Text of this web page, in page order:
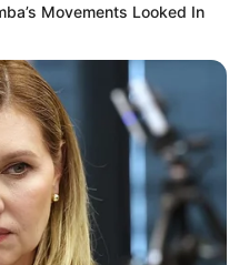
Movements Looked In